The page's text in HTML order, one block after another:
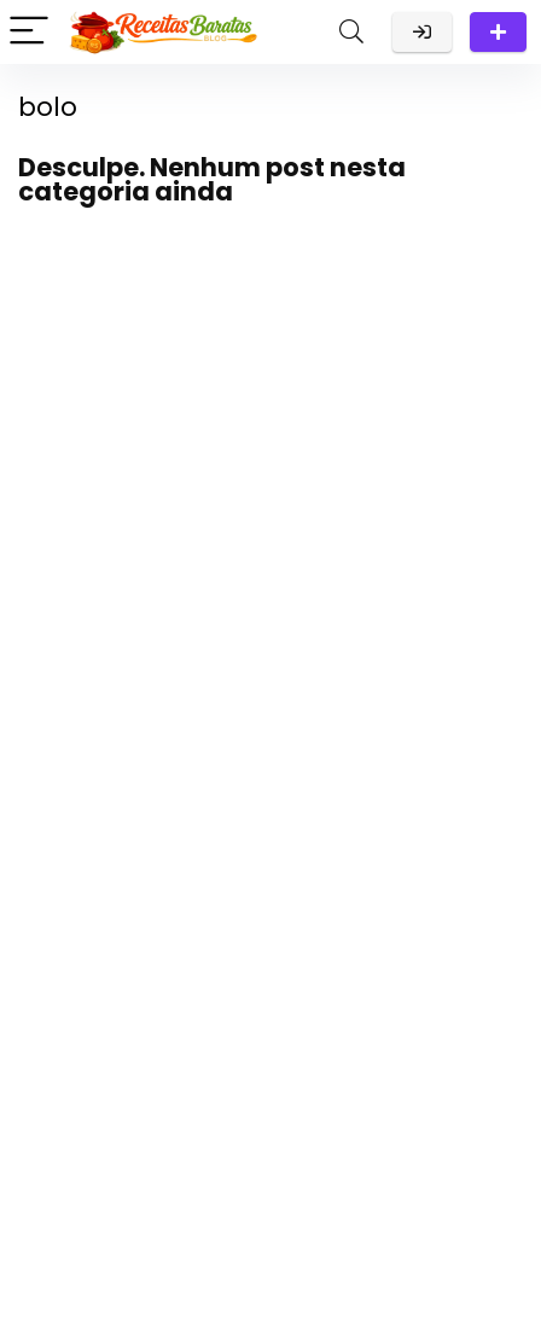
bolo
Desculpe. Nenhum post nesta
categoria ainda